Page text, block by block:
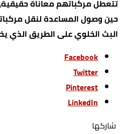
تتعطل مركباتهم معاناة
حين وصول المساعدة لنقل
البث الخلوي على الطريق الذي
Facebook
Twitter
Pinterest
LinkedIn
‫‫ شاركها‬